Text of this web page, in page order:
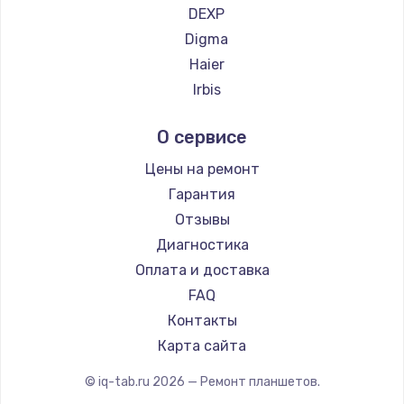
Заказать
Замена динамика
1500 руб.
Замена экрана
1530 руб.
Заказать
Замена шлейфа матрицы
1130 руб.
Заказать
1290 руб.
DEXP
Digma
Haier
Irbis
Microsoft
BlackView
Amazon
Aquarius
Philips
Dell
HP
Getac
ZTE
О сервисе
Цены на ремонт
Гарантия
Отзывы
Диагностика
Оплата и доставка
FAQ
Контакты
Карта сайта
© iq-tab.ru 2026 — Ремонт планшетов.